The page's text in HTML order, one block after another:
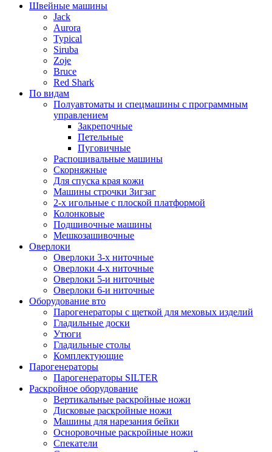
Швейные машины
Jack
Aurora
Typical
Siruba
Zoje
Bruce
Red Shark
По видам
Полуавтоматы и спецмашины с программным
управлением
Закрепочные
Петельные
Пуговичные
Распошивальные машины
Скорняжные
Для спуска края кожи
Машины строчки Зигзаг
2-х игольные с плоской платформой
Колонковые
Подшивочные машины
Мешкозашивочные
Оверлоки
Оверлоки 3-х ниточные
Оверлоки 4-х ниточные
Оверлоки 5-и ниточные
Оверлоки 6-и ниточные
Оборудование вто
Парогенераторы с щеткой для меховых изделий
Гладильные доски
Утюги
Гладильные столы
Комплектующие
Парогенераторы
Парогенераторы SILTER
Раскройное оборудование
Вертикальные раскройные ножи
Дисковые раскройные ножи
Машины для нарезания бейки
Осноровочные раскройные ножи
Спекатели